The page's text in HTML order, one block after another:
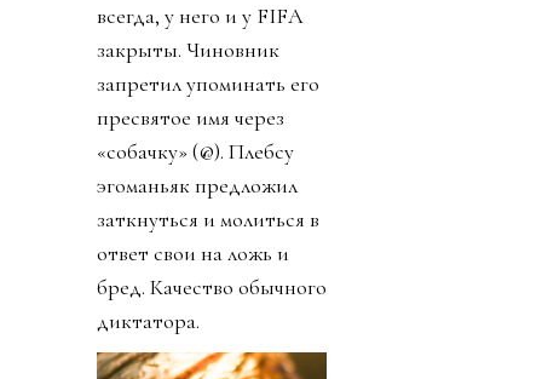
всегда, у него и у FIFA
закрыты. Чиновник
запретил упоминать его
пресвятое имя через
«собачку» (@). Плебсу
эгоманьяк предложил
заткнуться и молиться в
ответ свои на ложь и
бред. Качество обычного
диктатора.